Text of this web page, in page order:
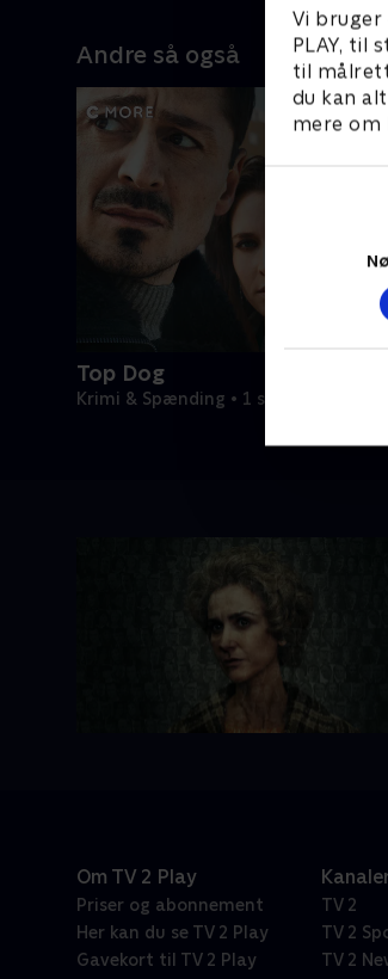
Vi bruger
PLAY, til
til
du kan
mere om
Andre så også
Top Dog
Krimi & Spænding • 1 sæsoner
Om TV 2 Play
Priser og abonnement
Her kan du se TV 2 Play
Gavekort til TV 2 Play
TV 2
TV 2
TV 2